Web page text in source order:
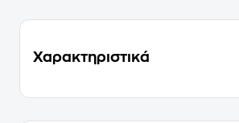
Χαρακτηριστικά